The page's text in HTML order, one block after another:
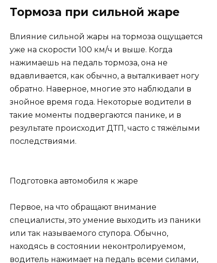
Тормоза при сильной жаре
Влияние сильной жары на тормоза ощущается
уже на скорости 100 км/ч и выше. Когда
нажимаешь на педаль тормоза, она не
вдавливается, как обычно, а выталкивает ногу
обратно. Наверное, многие это наблюдали в
знойное время года. Некоторые водители в
такие моменты подвергаются панике, и в
результате происходит ДТП, часто с тяжёлыми
последствиями.
Подготовка автомобиля к жаре
Первое, на что обращают внимание
специалисты, это умение выходить из паники
или так называемого ступора. Обычно,
находясь в состоянии неконтролируемом,
водитель нажимает на педаль всеми силами,